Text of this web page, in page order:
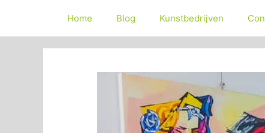
Home Blog Kunstbedrijven